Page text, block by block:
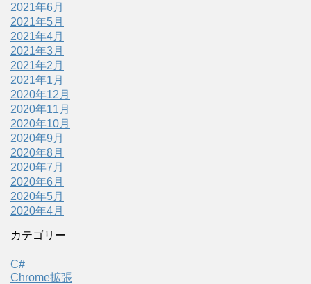
2021年6月
2021年5月
2021年4月
2021年3月
2021年2月
2021年1月
2020年12月
2020年11月
2020年10月
2020年9月
2020年8月
2020年7月
2020年6月
2020年5月
2020年4月
カテゴリー
C#
Chrome拡張